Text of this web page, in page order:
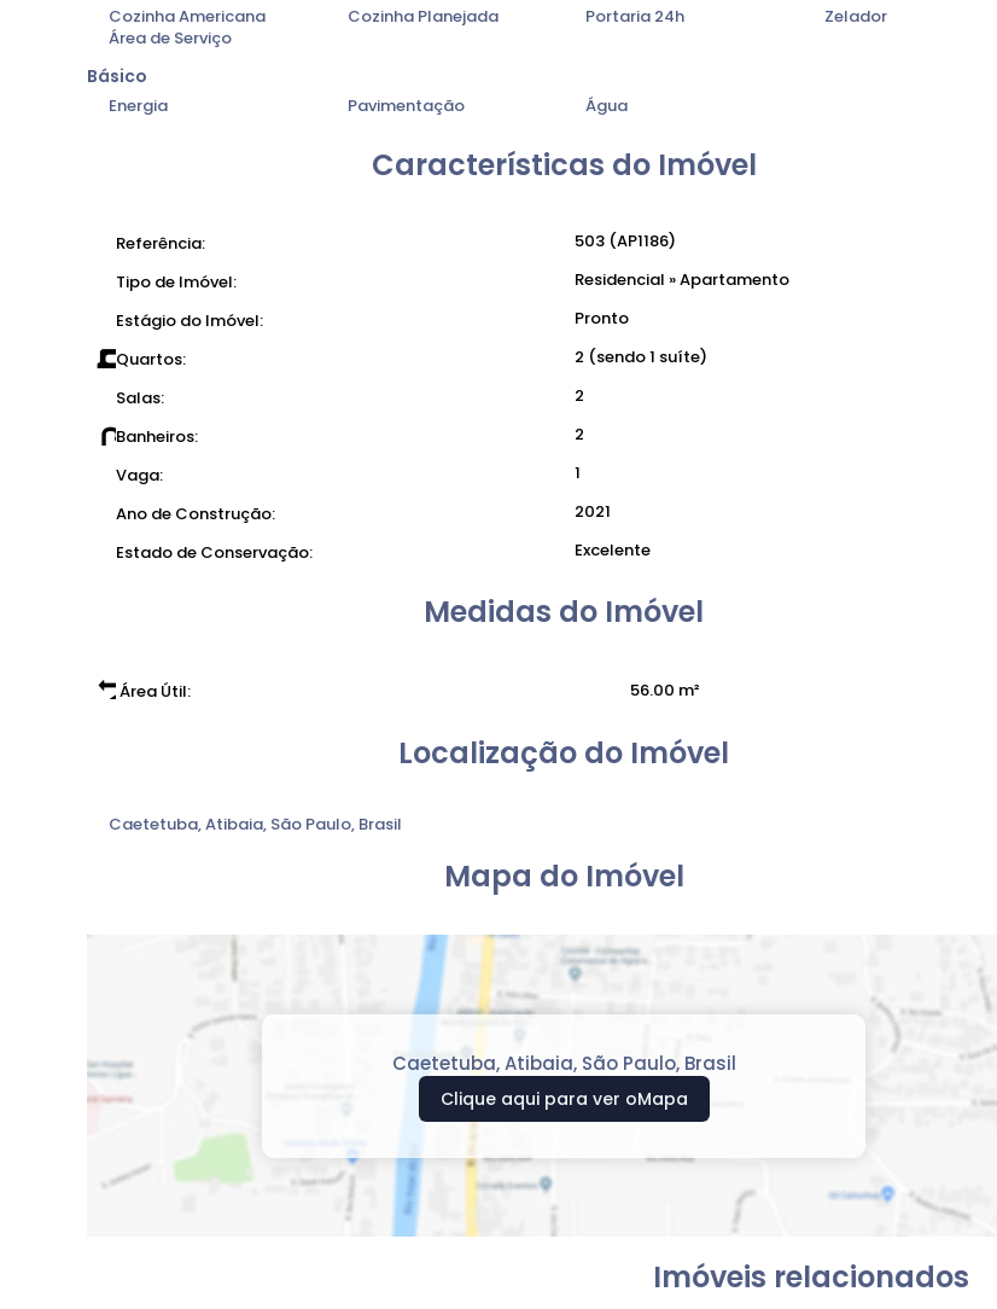
Cozinha Americana Cozinha Planejada Portaria 24h
Zelador
Área de Serviço
Básico
Energia Pavimentação Água
Características do Imóvel
Referência: 503 (AP1186)
Tipo de Imóvel:
Residencial »Apartamento
Estágio do Imóvel:
Pronto
Quartos:
2 (sendo 1 suíte)
Salas:
2
Banheiros:
2
Vaga:
1
Ano de Construção:
2021
Estado de Conservação:
Excelente
Medidas do Imóvel
Área Útil: 56.00 m²
Localização do Imóvel
Caetetuba,Atibaia, São Paulo, Brasil
Mapa do Imóvel
Caetetuba,Atibaia, São Paulo, Brasil
Clique aqui para ver oMapa
Imóveis relacionados